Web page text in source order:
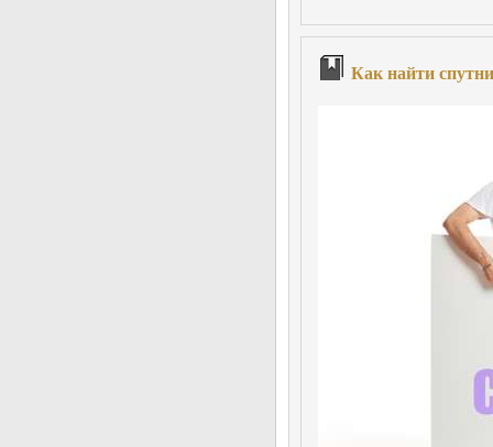
Как найти